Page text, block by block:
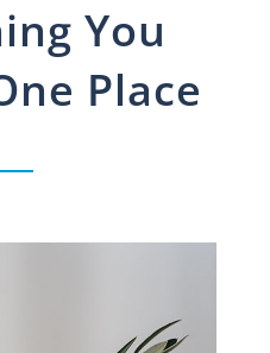
You
Place